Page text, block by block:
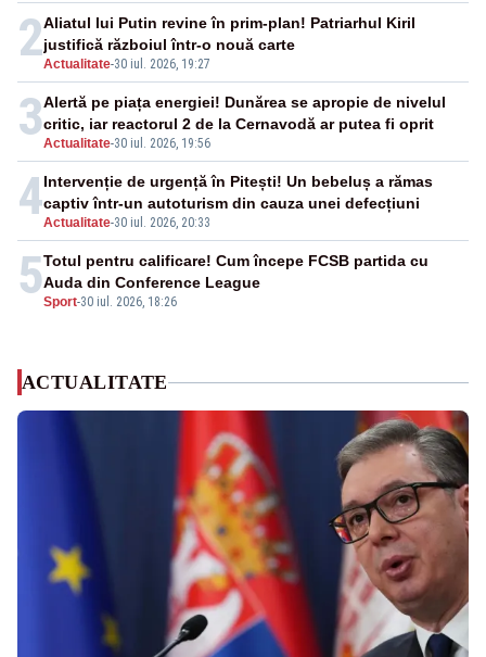
2Actualitate-30 iul. 2026, 19:27
Aliatul lui Putin revine în prim-plan! Patriarhul Kiril
justifică războiul într-o nouă carte
3Actualitate-30 iul. 2026, 19:56
Alertă pe piața energiei! Dunărea se apropie de nivelul
critic, iar reactorul 2 de la Cernavodă ar putea fi oprit
4Actualitate-30 iul. 2026, 20:33
Intervenție de urgență în Pitești! Un bebeluș a rămas
captiv într-un autoturism din cauza unei defecțiuni
5Sport-30 iul. 2026, 18:26
Totul pentru calificare! Cum începe FCSB partida cu
Auda din Conference League
ACTUALITATE